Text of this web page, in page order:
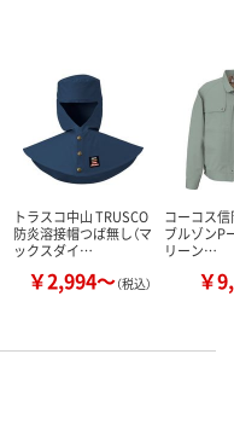
トラスコ中山 TRUSCO
防炎溶接帽つば無し（マ
ックスダイ…
￥2,994～（税込）
コーコス
ブルゾンP
リーン…
￥